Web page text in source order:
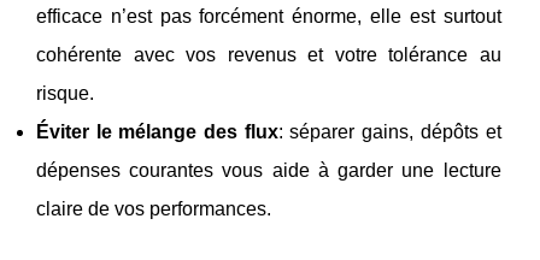
efficace n’est pas forcément énorme, elle est surtout
cohérente avec vos revenus et votre tolérance au
risque.
Éviter le mélange des flux: séparer gains, dépôts et
dépenses courantes vous aide à garder une lecture
claire de vos performances.